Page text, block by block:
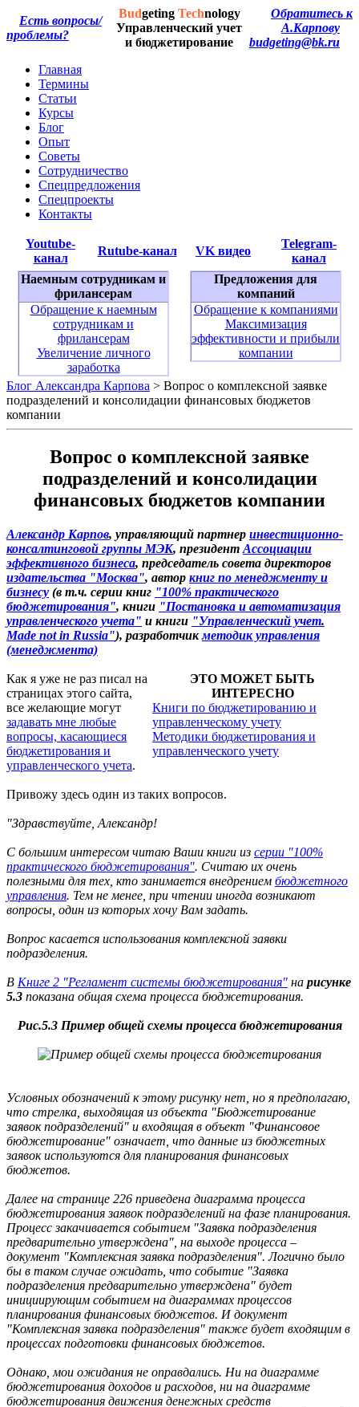
Есть вопросы/
проблемы?
Budgeting Technology
Управленческий учет
и бюджетирование
Обратитесь к
А.Карпову
budgeting@bk.ru
Главная
Термины
Статьи
Курсы
Блог
Опыт
Советы
Сотрудничество
Спецпредложения
Спецпроекты
Контакты
Youtube-
канал
Rutube-канал VK видео
Telegram-
канал
Наемным сотрудникам и
фрилансерам
Обращение к наемным
сотрудникам и
фрилансерам
Увеличение личного
заработка
Предложения для
компаний
Обращение к компаниями
Максимизация
эффективности и прибыли
компании
Блог Александра Карпова > Вопрос о комплексной заявке
подразделений и консолидации финансовых бюджетов
компании
Вопрос о комплексной заявке
подразделений и консолидации
финансовых бюджетов компании
Александр Карпов, управляющий партнер инвестиционно-
консалтинговой группы МЭК, президент Ассоциации
эффективного бизнеса, председатель совета директоров
издательства "Москва", автор книг по менеджменту и
бизнесу (в т.ч. серии книг "100% практического
бюджетирования", книги "Постановка и автоматизация
управленческого учета" и книги "Управленческий учет.
Made not in Russia"), разработчикметодик управления
(менеджмента)
ЭТО МОЖЕТ БЫТЬ
ИНТЕРЕСНО
Книги по бюджетированию и
управленческому учету
Методики бюджетирования и
управленческого учету
Как я уже не раз писал на
страницах этого сайта,
все желающие могут
задавать мне любые
вопросы, касающиеся
бюджетирования и
управленческого учета.
Привожу здесь один из таких вопросов.
"Здравствуйте, Александр!
С большим интересом читаю Ваши книги из серии "100%
практического бюджетирования". Считаю их очень
полезными для тех, кто занимается внедрением бюджетного
управления. Тем не менее, при чтении иногда возникают
вопросы, один из которых хочу Вам задать.
Вопрос касается использования комплексной заявки
подразделения.
В Книге 2 "Регламент системы бюджетирования" на рисунке
5.3 показана общая схема процесса бюджетирования.
Рис.5.3 Пример общей схемы процесса бюджетирования
Условных обозначений к этому рисунку нет, но я предполагаю,
что стрелка, выходящая из объекта "Бюджетирование
заявок подразделений" и входящая в объект "Финансовое
бюджетирование" означает, что данные из бюджетных
заявок используются для планирования финансовых
бюджетов.
Далее на странице 226 приведена диаграмма процесса
бюджетирования заявок подразделений на фазе планирования.
Процесс закачивается событием "Заявка подразделения
предварительно утверждена", на выходе процесса –
документ "Комплексная заявка подразделения". Логично было
бы в таком случае ожидать, что событие "Заявка
подразделения предварительно утверждена" будет
инициирующим событием на диаграммах процессов
планирования финансовых бюджетов. И документ
"Комплексная заявка подразделения" также будет входящим в
процессах подготовки финансовых бюджетов.
Однако, мои ожидания не оправдались. Ни на диаграмме
бюджетирования доходов и расходов, ни на диаграмме
бюджетирования движения денежных средств